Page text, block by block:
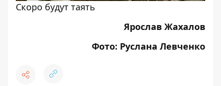
Скоро будут таять
Ярослав Жахалов
Фото: Руслана Левченко